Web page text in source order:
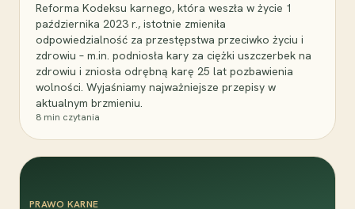
Reforma Kodeksu karnego, która weszła w życie 1
października 2023 r., istotnie zmieniła
odpowiedzialność za przestępstwa przeciwko życiu i
zdrowiu – m.in. podniosła kary za ciężki uszczerbek na
zdrowiu i zniosła odrębną karę 25 lat pozbawienia
wolności. Wyjaśniamy najważniejsze przepisy w
aktualnym brzmieniu.
8 min czytania
PRAWO KARNE